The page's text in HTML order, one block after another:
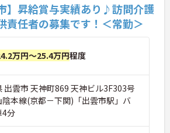
】昇給賞与実績あり♪訪問介護
責任者の募集です！＜常勤＞
万円～25.4万円程度
出雲市 天神町869 天神ビル3F303号
陰本線(京都－下関)「出雲市駅」バ
4分